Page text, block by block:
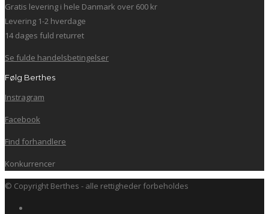
Gratis levering i hele Danmark over 600 kr
Levering 1-2 hverdage
14 dages fuld returret
Se fulde handelsbetingelser
Følg Berthes
Instragram
Facebook
Find forhandlere
Konkurrencer
© Copyright Berthes - alle rettigheder forbeholdes